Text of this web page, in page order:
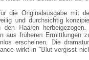
die Originalausgabe mit
und durchsichtig
Haaren herbeigezogen.
aus früheren Ermittlungen
erscheinen. Die
wirkt in "Blut vergisst